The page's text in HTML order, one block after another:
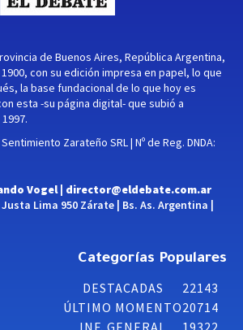
de Buenos Aires, República Argentina,
con su edición impresa en papel, lo que
la base fundacional de lo que hoy es
esta -su página digital- que subió a
Sentimiento Zarateño SRL | Nº de Reg. DNDA:
Vogel | director@eldebate.com.ar
Lima 950 Zárate | Bs. As. Argentina |
Categorías Populares
DESTACADAS
22143
ÚLTIMO MOMENTO20714
INF. GENERAL
19322